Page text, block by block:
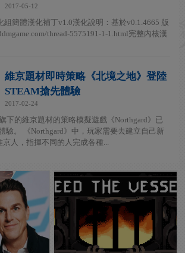
2017-05-12
組簡體漢化補丁v1.0漢化說明：基於v0.1.4665 版
thread-5575191-1-1.html完整內核漢
維京題材即時策略《北境之地》登陸
STEAM搶先體驗
2017-02-24
下的維京題材的策略模擬遊戲《Northgard》已
驗。 《Northgard》中，玩家需要去建立自己新
人，指揮不同的人完成各種...